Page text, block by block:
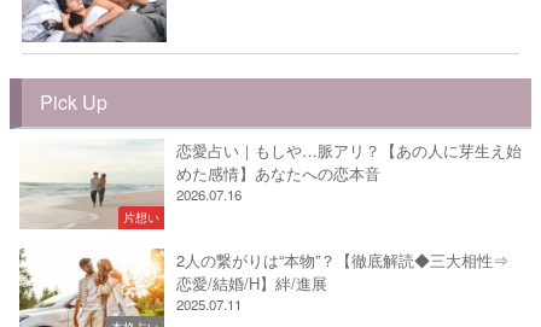
Pick Up
片想い
恋愛占い｜もしや…脈アリ？【あの人に芽生え始
めた感情】あなたへの恋本音
2026.07.16
2人の繋がりは“本物”？【徹底解読◆三大相性⇒
恋愛/結婚/H】絆/進展
2025.07.11